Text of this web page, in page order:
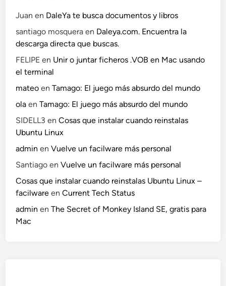
Juan en DaleYa te busca documentos y libros
santiago mosquera en Daleya.com. Encuentra la
descarga directa que buscas.
FELIPE en Unir o juntar ficheros .VOB en Mac usando
el terminal
mateo enTamago: El juego más absurdo del mundo
ola enTamago: El juego más absurdo del mundo
SIDELL3 enCosas que instalar cuando reinstalas
Ubuntu Linux
admin enVuelve un facilware más personal
Santiago enVuelve un facilware más personal
Cosas que instalar cuando reinstalas Ubuntu Linux –
facilware enCurrent Tech Status
admin enThe Secret of Monkey Island SE, gratis para
Mac